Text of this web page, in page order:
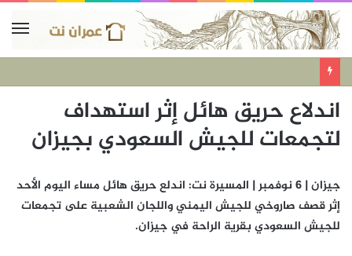
اندلاع حريق هائل إثر استهداف
لتجمعات للجيش السعودي بجيزان
جيزان | 6 نوفمبر | المسيرة نت: اندلع حريق هائل مساء اليوم الأحد
إثر قصف صاروخي للجيش اليمني واللجان الشعبية على تجمعات
للجيش السعودي بقرية الراحة في جيزان.